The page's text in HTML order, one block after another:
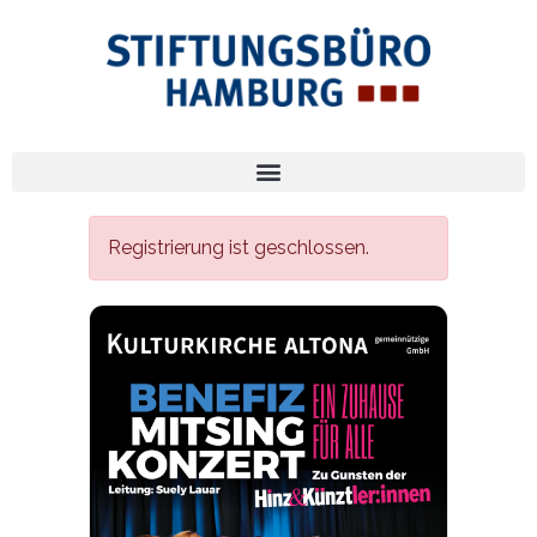
Registrierung ist geschlossen.